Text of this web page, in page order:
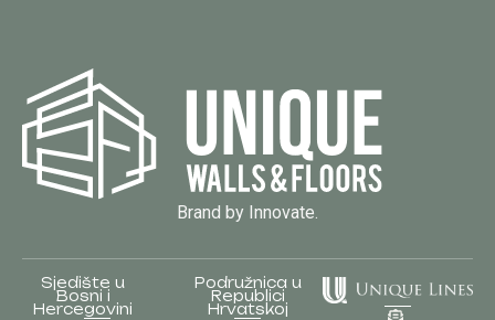
Brand by Innovate.
Sjedište u
Bosni i
Hercegovini
Podružnica u
Republici
Hrvatskoj